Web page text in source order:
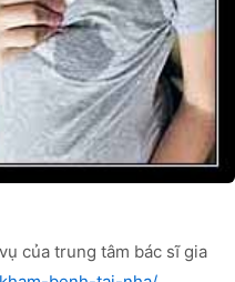
của trung tâm bác sĩ gia